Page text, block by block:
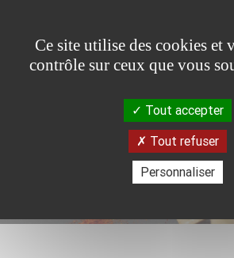
Ce site utilise des cookies et
contrôle sur ceux que vous
Tout accepter
Tout refuser
Personnaliser